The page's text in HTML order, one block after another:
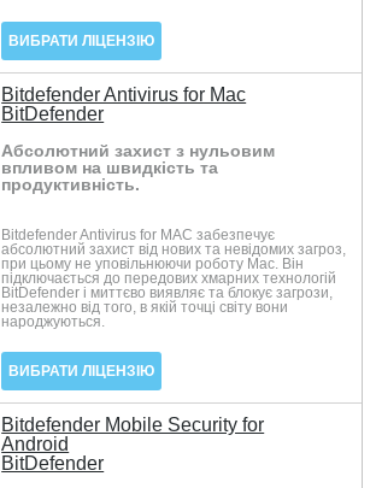
ВИБРАТИ ЛІЦЕНЗІЮ
Bitdefender Antivirus for Mac
BitDefender
Абсолютний захист з нульовим
впливом на швидкість та
продуктивність.
Bitdefender Antivirus for MAC забезпечує
абсолютний захист від нових та невідомих загроз,
при цьому не уповільнюючи роботу Mac. Він
підключається до передових хмарних технологій
BitDefender і миттєво виявляє та блокує загрози,
незалежно від того, в якій точці світу вони
народжуються.
ВИБРАТИ ЛІЦЕНЗІЮ
Bitdefender Mobile Security for
Android
BitDefender